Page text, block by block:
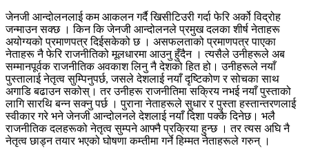
जेनजी आन्दोलनलाई कम आकलन गर्दै खिसीटिउरी गर्दा फेरि अर्को विद्रोह
जन्माउन सक्छ । किन कि जेनजी आन्दोलनले प्रमुख दलका शीर्ष नेताहरू
अयोग्यको प्रमाणपत्र दिईसकेको छ । असफलताको प्रमाणपत्र पाएका
नेताहरू नै फेरि राजनीतिको मूलधारमा आउनु हुँदैन । त्यसैले उनीहरूले अब
सम्मानपूर्वक राजनीतिक अवकाश लिनु नै देशको हित हो। उनीहरूले नयाँ
पुस्तालाई नेतृत्व सुम्पिनुपर्छ, जसले देशलाई नयाँ दृष्टिकोण र सोचका साथ
अगाडि बढाउन सकोस्। तर उनीहरू राजनीतिमा सक्रिय नभई नयाँ पुस्ताको
लागि सारथि बन्न सक्नु पर्छ । पुराना नेताहरूले सुधार र पुस्ता हस्तान्तरणलाई
स्वीकार गरे भने जेनजी आन्दोलनले देशलाई नयाँ दिशा पक्कै दिनेछ। भलै
राजनीतिक दलहरूको नेतृत्व सुम्पने आफ्नै प्रक्रिया हुन्छ । तर त्यस अघि नै
नेतृत्व छाड्न तयार भएको घोषणा कम्तीमा गर्ने हिम्मत नेताहरूले गरुन् ।